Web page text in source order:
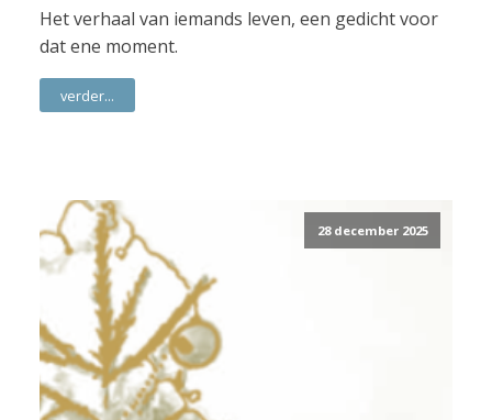
Het verhaal van iemands leven, een gedicht voor
dat ene moment.
verder...
28 december 2025